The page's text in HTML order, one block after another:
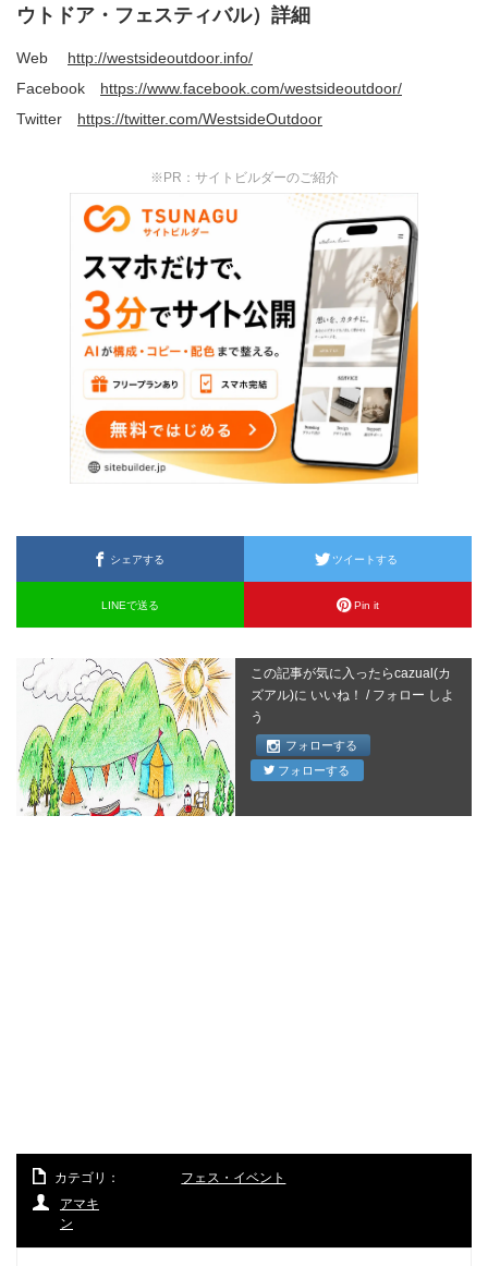
ウトドア・フェスティバル）詳細
Web http://westsideoutdoor.info/
Facebook https://www.facebook.com/westsideoutdoor/
Twitter https://twitter.com/WestsideOutdoor
※PR：サイトビルダーのご紹介
シェアする ツイートする
LINEで送る Pin it
この記事が気に入ったらcazual(カ
ズアル)に いいね！ / フォロー しよ
う
フォローする
フォローする
カテゴリ：
フェス・イベント
アマキ
ン